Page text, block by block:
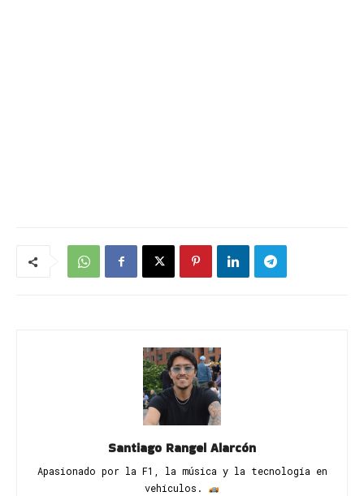
Santiago Rangel Alarcón
Apasionado por la F1, la música y la tecnología en
vehículos. ​